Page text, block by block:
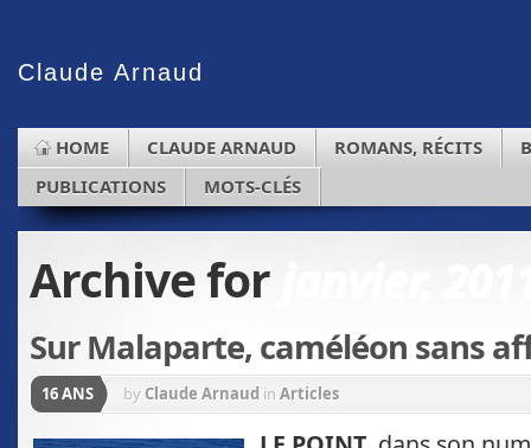
Claude Arnaud
HOME CLAUDE ARNAUD ROMANS, RÉCITS
PUBLICATIONS
MOTS-CLÉS
Archive for
Sur Malaparte, caméléon sans
16 ANS by Claude Arnaud in Articles